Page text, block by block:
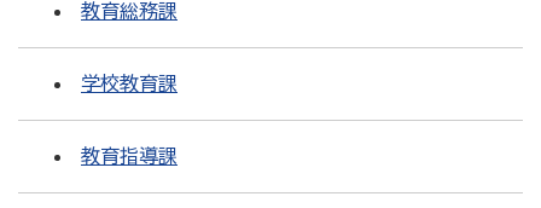
教育総務課
学校教育課
教育指導課